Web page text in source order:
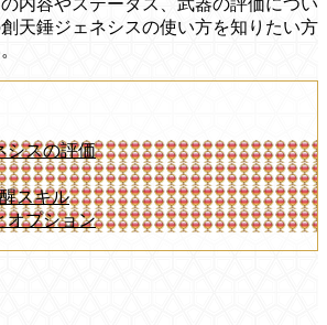
天錘ジェネシスの使い方を知りたい方
シスの評価
スキル
オプション